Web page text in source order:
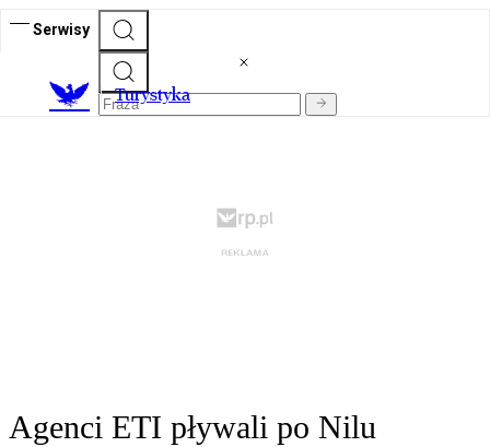
Serwisy
Turystyka
Agenci ETI pływali po Nilu